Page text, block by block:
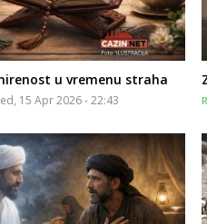
u vremenu straha
15 Apr 2026 - 22:43